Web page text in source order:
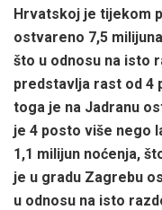
Hrvatskoj je tijekom
ostvareno 7,5
što u odnosu na isto
predstavlja rast od 4
toga je na Jadranu
je 4 posto više nego
1,1 milijun noćenja,
je u gradu Zagrebu
u odnosu na isto